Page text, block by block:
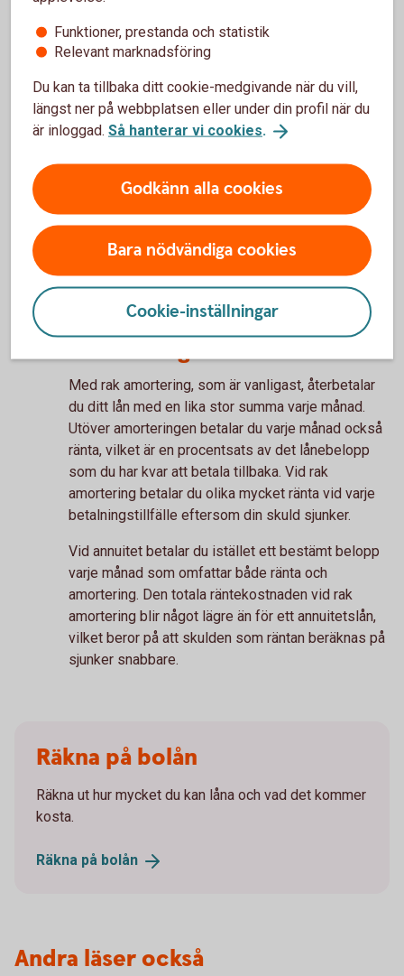
Amortering
Ett lån måste förr eller senare betalas tillbaka. Om
du köper bostad beräknas din amortering utifrån
hur mycket du lånar i förhållande till vad bostaden
är värd och din inkomst.
• Bolån över 70 procent av bostadens värde ska
amorteras med minst 2 procent per år.
• Bolån över 50 procent till och med 70 procent av
procent per år.
Två olika typer av
återbetalning; rak
amortering och annuitet
Med rak amortering, som är vanligast, återbetalar
du ditt lån med en lika stor summa varje månad.
Utöver amorteringen betalar du varje månad också
ränta, vilket är en procentsats av det lånebelopp
som du har kvar att betala tillbaka. Vid rak
amortering betalar du olika mycket ränta vid varje
betalningstillfälle eftersom din skuld sjunker.
Vid annuitet betalar du istället ett bestämt belopp
varje månad som omfattar både ränta och
amortering. Den totala räntekostnaden vid rak
amortering blir något lägre än för ett annuitetslån,
vilket beror på att skulden som räntan beräknas på
sjunker snabbare.
Räkna på bolån
Räkna ut hur mycket du kan låna och vad det kommer
kosta.
Räkna på bolån
Andra läser också
Funktioner, prestanda och statistik
Relevant marknadsföring
Du kan ta tillbaka ditt cookie-medgivande när du vill,
längst ner på webbplatsen eller under din profil när du
är inloggad. Så hanterar vi cookies.
Godkänn alla cookies
Bara nödvändiga cookies
Cookie-inställningar